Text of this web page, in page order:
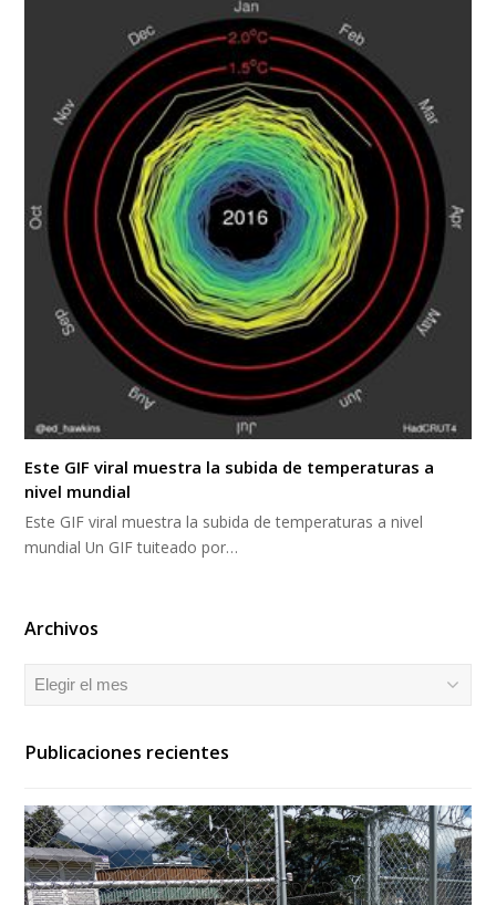
Este GIF viral muestra la subida de temperaturas a
nivel mundial
Este GIF viral muestra la subida de temperaturas a nivel
mundial Un GIF tuiteado por…
Archivos
Archivos
Publicaciones recientes